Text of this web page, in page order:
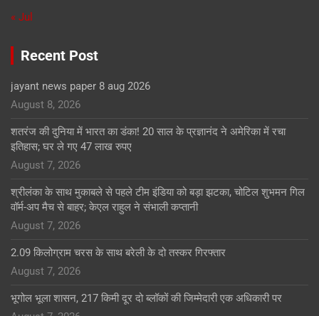
« Jul
Recent Post
jayant news paper 8 aug 2026
August 8, 2026
शतरंज की दुनिया में भारत का डंका! 20 साल के प्रज्ञानंद ने अमेरिका में रचा
इतिहास; घर ले गए 47 लाख रुपए
August 7, 2026
श्रीलंका के साथ मुकाबले से पहले टीम इंडिया को बड़ा झटका, चोटिल शुभमन गिल
वॉर्म-अप मैच से बाहर; केएल राहुल ने संभाली कप्तानी
August 7, 2026
2.09 किलोग्राम चरस के साथ बरेली के दो तस्कर गिरफ्तार
August 7, 2026
भूगोल भूला शासन, 217 किमी दूर दो ब्लॉकों की जिम्मेदारी एक अधिकारी पर